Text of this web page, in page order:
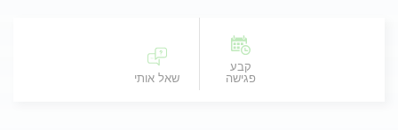
קבע
פגישה
שאל אותי